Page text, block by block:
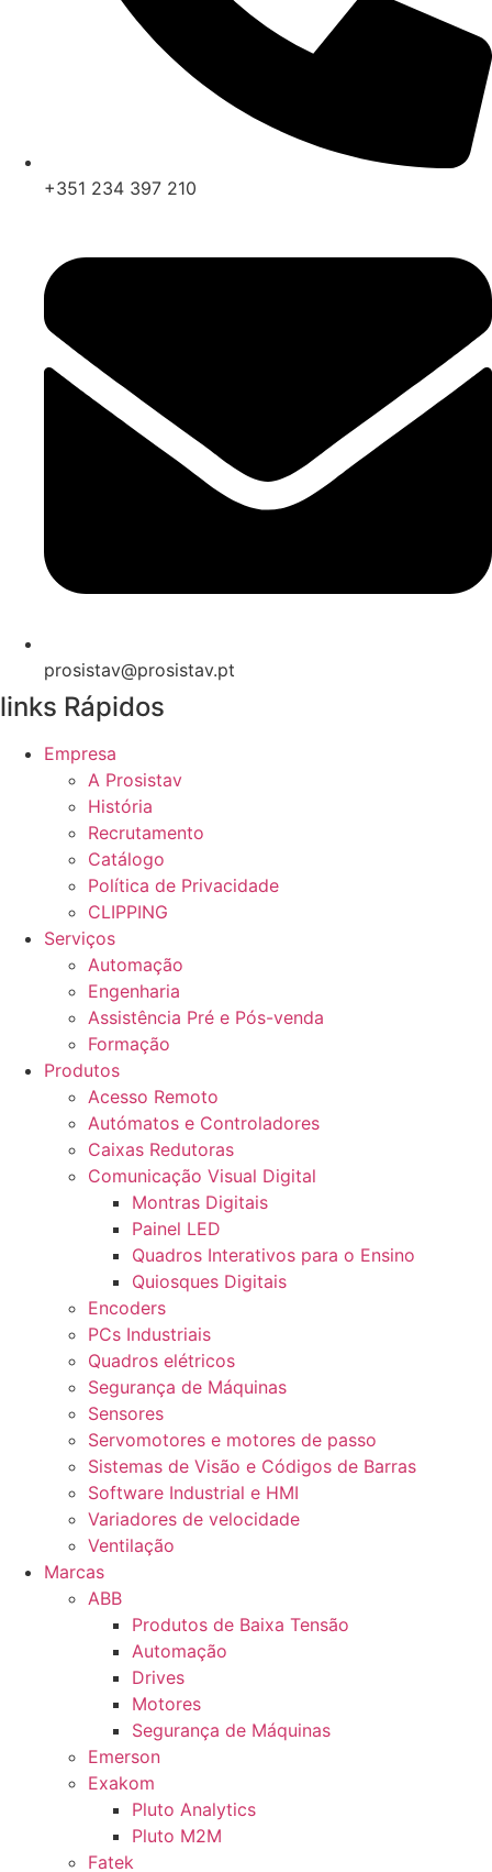
+351 234 397 210
prosistav@prosistav.pt
links Rápidos
Empresa
A Prosistav
História
Recrutamento
Catálogo
Política de Privacidade
CLIPPING
Serviços
Automação
Engenharia
Assistência Pré e Pós-venda
Formação
Produtos
Acesso Remoto
Autómatos e Controladores
Caixas Redutoras
Comunicação Visual Digital
Montras Digitais
Painel LED
Quadros Interativos para o Ensino
Quiosques Digitais
Encoders
PCs Industriais
Quadros elétricos
Segurança de Máquinas
Sensores
Servomotores e motores de passo
Sistemas de Visão e Códigos de Barras
Software Industrial e HMI
Variadores de velocidade
Ventilação
Marcas
ABB
Produtos de Baixa Tensão
Automação
Drives
Motores
Segurança de Máquinas
Emerson
Exakom
Pluto Analytics
Pluto M2M
Fatek